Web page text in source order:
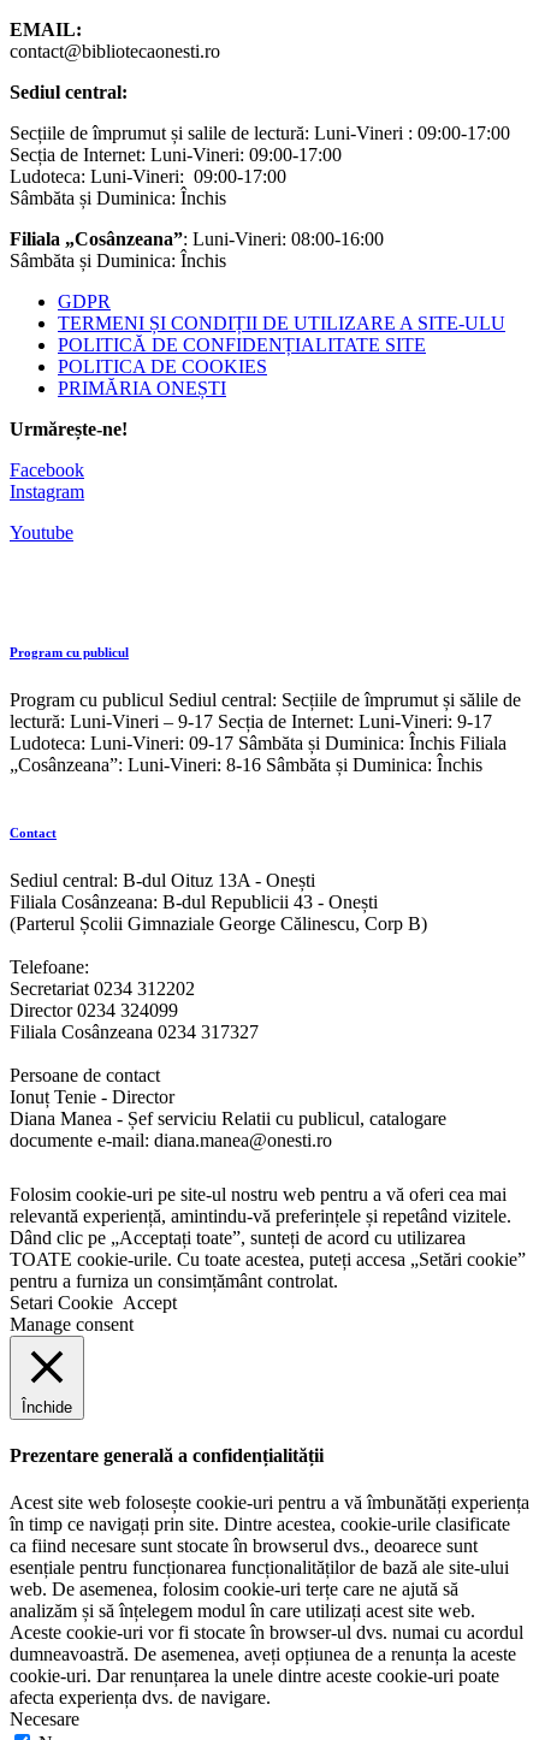
EMAIL:
contact@bibliotecaonesti.ro
Sediul central:
Secțiile de împrumut și salile de lectură: Luni-Vineri : 09:00-17:00
Secția de Internet: Luni-Vineri: 09:00-17:00
Ludoteca: Luni-Vineri: 09:00-17:00
Sâmbăta și Duminica: Închis
Filiala „Cosânzeana”: Luni-Vineri: 08:00-16:00
Sâmbăta și Duminica: Închis
GDPR
TERMENI ȘI CONDIȚII DE UTILIZARE A SITE-ULU
POLITICĂ DE CONFIDENȚIALITATE SITE
POLITICA DE COOKIES
PRIMĂRIA ONEȘTI
Urmărește-ne!
Facebook
Instagram
Youtube
Program cu publicul
Program cu publicul Sediul central: Secțiile de împrumut și sălile de
lectură: Luni-Vineri – 9-17 Secția de Internet: Luni-Vineri: 9-17
Ludoteca: Luni-Vineri: 09-17 Sâmbăta și Duminica: Închis Filiala
„Cosânzeana”: Luni-Vineri: 8-16 Sâmbăta și Duminica: Închis
Contact
Sediul central: B-dul Oituz 13A - Onești
Filiala Cosânzeana: B-dul Republicii 43 - Onești
(Parterul Școlii Gimnaziale George Călinescu, Corp B)
Telefoane:
Secretariat 0234 312202
Director 0234 324099
Filiala Cosânzeana 0234 317327
Persoane de contact
Ionuț Tenie - Director
Diana Manea - Șef serviciu Relatii cu publicul, catalogare
documente e-mail: diana.manea@onesti.ro
Folosim cookie-uri pe site-ul nostru web pentru a vă oferi cea mai
relevantă experiență, amintindu-vă preferințele și repetând vizitele.
Dând clic pe „Acceptați toate”, sunteți de acord cu utilizarea
TOATE cookie-urile. Cu toate acestea, puteți accesa „Setări cookie”
pentru a furniza un consimțământ controlat.
Setari Cookie Accept
Manage consent
Închide
Prezentare generală a confidențialității
Acest site web folosește cookie-uri pentru a vă îmbunătăți experiența
în timp ce navigați prin site. Dintre acestea, cookie-urile clasificate
ca fiind necesare sunt stocate în browserul dvs., deoarece sunt
esențiale pentru funcționarea funcționalităților de bază ale site-ului
web. De asemenea, folosim cookie-uri terțe care ne ajută să
analizăm și să înțelegem modul în care utilizați acest site web.
Aceste cookie-uri vor fi stocate în browser-ul dvs. numai cu acordul
dumneavoastră. De asemenea, aveți opțiunea de a renunța la aceste
cookie-uri. Dar renunțarea la unele dintre aceste cookie-uri poate
afecta experiența dvs. de navigare.
Necesare